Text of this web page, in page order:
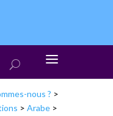
nous ? >
> Arabe >